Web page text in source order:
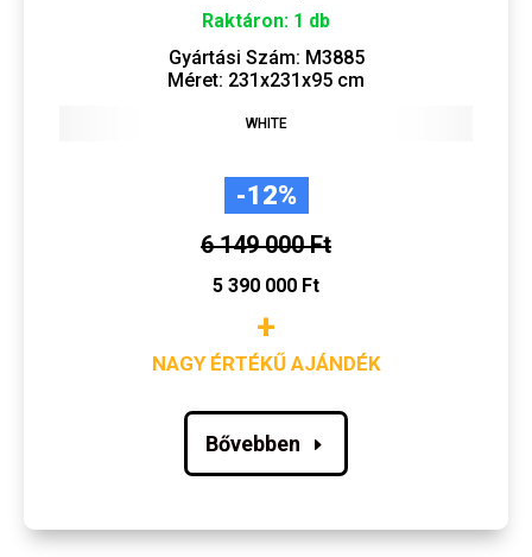
Raktáron: 1 db
Gyártási Szám: M3885
Méret: 231x231x95 cm
WHITE
-12%
6 149 000 Ft
5 390 000 Ft
+
NAGY ÉRTÉKŰ AJÁNDÉK
Bővebben